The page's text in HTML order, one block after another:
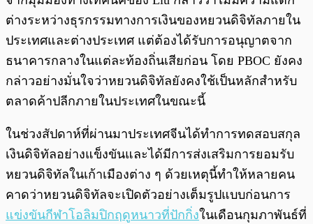
ต่างระหว่างธุรกรรมทางการเงินของหยวนดิจิทัลภายใน
ประเทศและต่างประเทศ แต่ต้องได้รับการอนุญาตจาก
ธนาคารกลางในแต่ละท้องถิ่นเสียก่อน โดย PBOC ยังคง
กล่าวอย่างมั่นใจว่าหยวนดิจิทัลยังคงใช้เป็นหลักสำหรับ
ตลาดค้าปลีกภายในประเทศในขณะนี้
ในช่วงสัปดาห์ที่ผ่านมาประเทศจีนได้ทำการทดสอบสกุล
เงินดิจิทัลอย่างแข็งขันและได้มีการส่งเสริมการยอมรับ
หยวนดิจิทัลในเก้าเมืองต่าง ๆ ด้วยเหตุนี้ทำให้หลายคน
คาดว่าหยวนดิจิทัลจะเปิดตัวอย่างเต็มรูปแบบก่อนการ
แข่งขันกีฬาโอลิมปิกฤดูหนาวที่ปักกิ่งในเดือนกุมภาพันธ์ที่